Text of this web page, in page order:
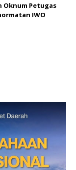
Oknum Petugas
IWO